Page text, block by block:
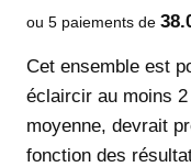
ou 5 paiements de
Cet ensemble est
éclaircir au moins
moyenne, devrait
fonction des